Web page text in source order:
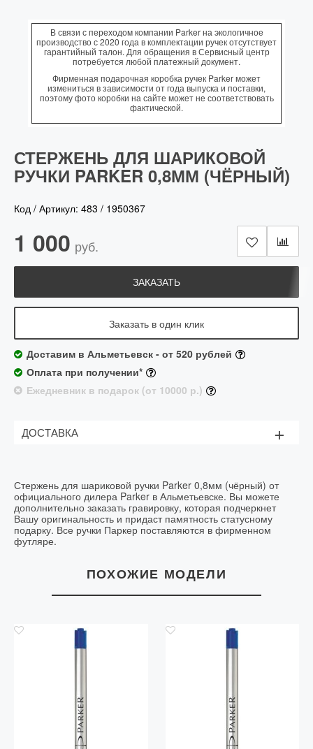
В связи с переходом компании Parker на экологичное
производство с 2020 года в комплектации ручек отсутствует
гарантийный талон. Для обращения в Сервисный центр
потребуется любой платежный документ.
Фирменная подарочная коробка ручек Parker может
измениться в зависимости от года выпуска и поставки,
поэтому фото коробки на сайте может не соответствовать
фактической.
СТЕРЖЕНЬ ДЛЯ ШАРИКОВОЙ
РУЧКИ PARKER 0,8ММ (ЧЁРНЫЙ)
Код / Артикул: 483 / 1950367
1 000 руб.
ЗАКАЗАТЬ
Заказать в один клик
Доставим в Альметьевск - от 520 рублей
Оплата при получении*
Ежедневник в подарок (от 10000 р.)
ДОСТАВКА +
Стержень для шариковой ручки Parker 0,8мм (чёрный) от
официального дилера Parker в Альметьевске. Вы можете
дополнительно заказать гравировку, которая подчеркнет
Вашу оригинальность и придаст памятность статусному
подарку. Все ручки Паркер поставляются в фирменном
футляре.
ПОХОЖИЕ МОДЕЛИ